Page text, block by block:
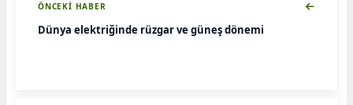
ÖNCEKI HABER
Dünya elektriğinde rüzgar ve güneş dönemi